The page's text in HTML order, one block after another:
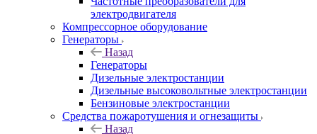
электродвигателя
Компрессорное оборудование
Генераторы
Назад
Генераторы
Дизельные электростанции
Дизельные высоковольтные электростанции
Бензиновые электростанции
Средства пожаротушения и огнезащиты
Назад